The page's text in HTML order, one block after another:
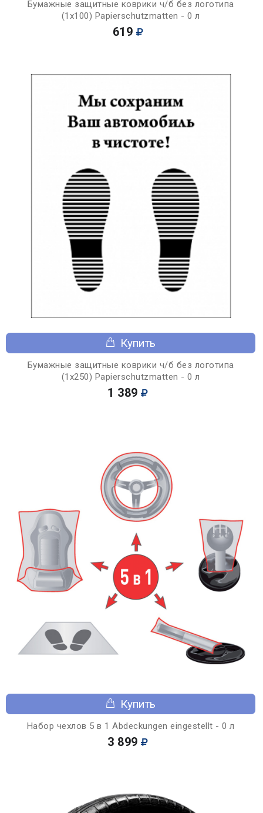
Бумажные защитные коврики ч/б без логотипа
(1х100) Papierschutzmatten - 0 л
619
Купить
Бумажные защитные коврики ч/б без логотипа
(1х250) Papierschutzmatten - 0 л
1 389
Купить
Набор чехлов 5 в 1 Abdeckungen eingestellt - 0 л
3 899